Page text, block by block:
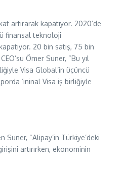
artırarak kapatıyor. 2020’de
finansal teknoloji
20 bin satış, 75 bin
Ömer Suner, “Bu yıl
Visa Global’in üçüncü
‘ininal Visa iş birliğiyle
Suner, “Alipay’in Türkiye’deki
artırırken, ekonominin